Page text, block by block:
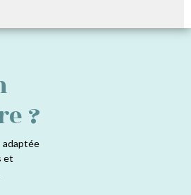
?
adaptée
et